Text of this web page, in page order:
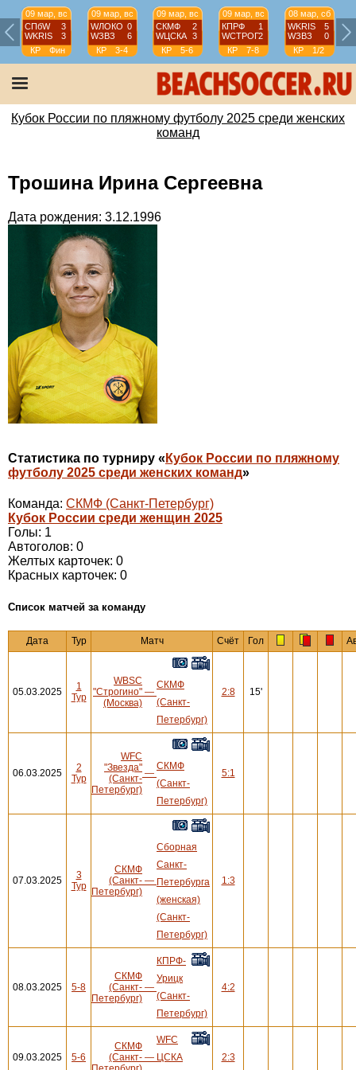
09 мар, вс
СПбW
3
WKRIS
3
КР
Фин
09 мар, вс
WЛОКО 0
WЗВЗ
6
КР
3-4
09 мар, вс
СКМФ
2
WЦСКА
3
КР
5-6
09 мар, вс
КПРФ
1
WCТРОГ2
КР
7-8
08 мар, сб
WKRIS
5
WЗВЗ
0
КР
1/2
Кубок России по пляжному футболу 2025 среди женских
команд
Трошина Ирина Сергеевна
Дата рождения: 3.12.1996
Статистика по турниру « Кубок России по пляжному
футболу 2025 среди женских команд»
Команда: СКМФ (Санкт-Петербург)
Кубок России среди женщин 2025
Голы: 1
Автоголов: 0
Желтых карточек: 0
Красных карточек: 0
Cписок матчей за команду
Дата Тур Матч Счёт Гол
05.03.2025
1
Тур
WBSC
"Строгино"
(Москва)
—
СКМФ
(Санкт-
Петербург)
2:8 15'
06.03.2025
2
Тур
WFC
"Звезда"
(Санкт-
Петербург)
—
СКМФ
(Санкт-
Петербург)
5:1
07.03.2025
3
Тур
СКМФ
(Санкт-
Петербург)
—
Сборная
Санкт-
Петербурга
(женская)
(Санкт-
Петербург)
1:3
08.03.2025 5-8
СКМФ
(Санкт-
Петербург)
—
КПРФ-
Урицк
(Санкт-
Петербург)
4:2
09.03.2025 5-6
СКМФ
(Санкт- —
WFC
ЦСКА
2:3